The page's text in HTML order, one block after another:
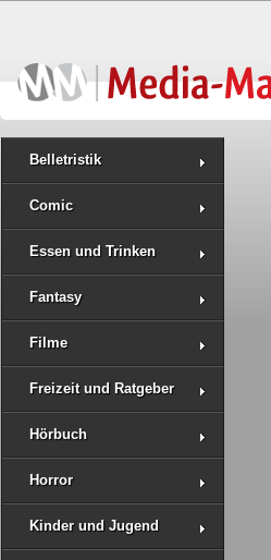
Belletristik
Comic
Essen und Trinken
Fantasy
Filme
Freizeit und Ratgeber
Hörbuch
Horror
Kinder und Jugend